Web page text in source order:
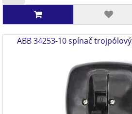
ABB 34253-10 spínač